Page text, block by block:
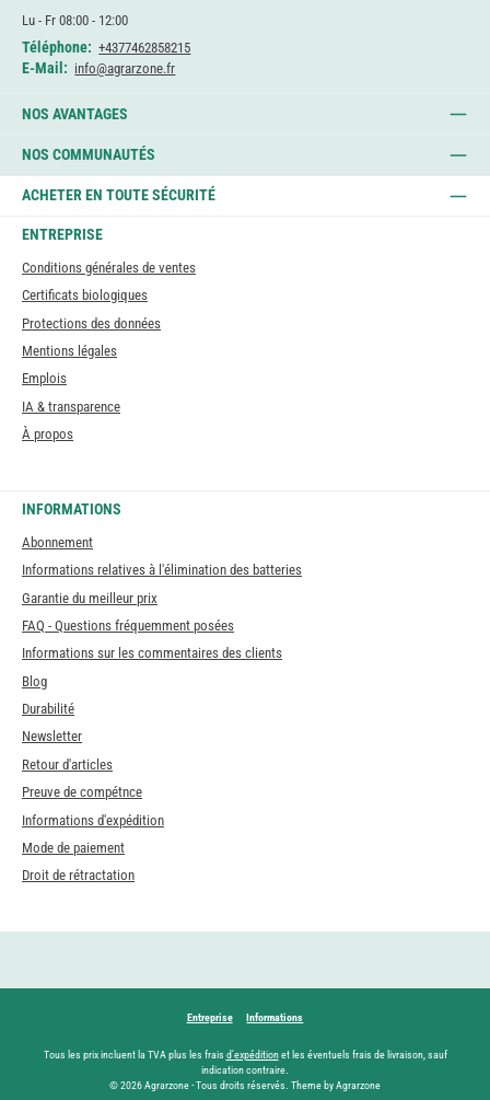
Lu - Fr 08:00 - 12:00
Téléphone: +4377462858215
E-Mail: info@agrarzone.fr
NOS AVANTAGES
NOS COMMUNAUTÉS
ACHETER EN TOUTE SÉCURITÉ
ENTREPRISE
Conditions générales de ventes
Certificats biologiques
Protections des données
Mentions légales
Emplois
IA & transparence
À propos
INFORMATIONS
Abonnement
Informations relatives à l'élimination des batteries
Garantie du meilleur prix
FAQ - Questions fréquemment posées
Informations sur les commentaires des clients
Blog
Durabilité
Newsletter
Retour d'articles
Preuve de compétnce
Informations d'expédition
Mode de paiement
Droit de rétractation
Entreprise Informations
Tous les prix incluent la TVA plus les frais d'expéditionet les éventuels frais de livraison, sauf
indication contraire.
© 2026 Agrarzone - Tous droits réservés. Theme by Agrarzone